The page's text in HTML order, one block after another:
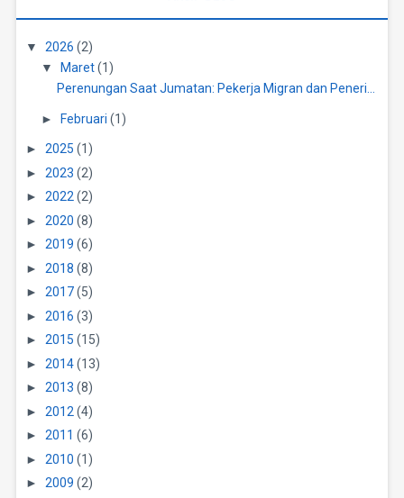
▼ 2026 (2)
▼
Maret (1)
Perenungan Saat Jumatan: Pekerja Migran dan Peneri...
► Februari (1)
► 2025 (1)
► 2023 (2)
► 2022(2)
► 2020 (8)
► 2019 (6)
► 2018 (8)
► 2017(5)
► 2016 (3)
► 2015 (15)
► 2014(13)
► 2013 (8)
► 2012 (4)
► 2011 (6)
► 2010 (1)
► 2009 (2)